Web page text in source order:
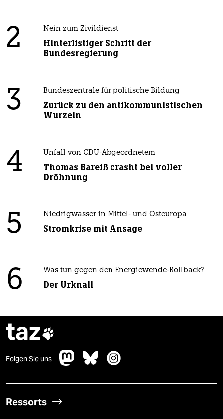
2 Nein zum Zivildienst
Hinterlistiger Schritt der
Bundesregierung
3 Bundeszentrale für politische Bildung
Zurück zu den antikommunistischen
Wurzeln
4 Unfall von CDU-Abgeordnetem
Thomas Bareiß crasht bei voller
Dröhnung
5 Niedrigwasser in Mittel- und Osteuropa
Stromkrise mit Ansage
6 Was tun gegen den Energiewende-Rollback?
Der Urknall
taz
Folgen Sie uns
Ressorts